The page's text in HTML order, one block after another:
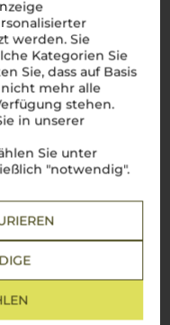
werden. Sie
Kategorien Sie
Sie, dass auf Basis
mehr alle
stehen.
in unserer
Sie unter
"notwendig".